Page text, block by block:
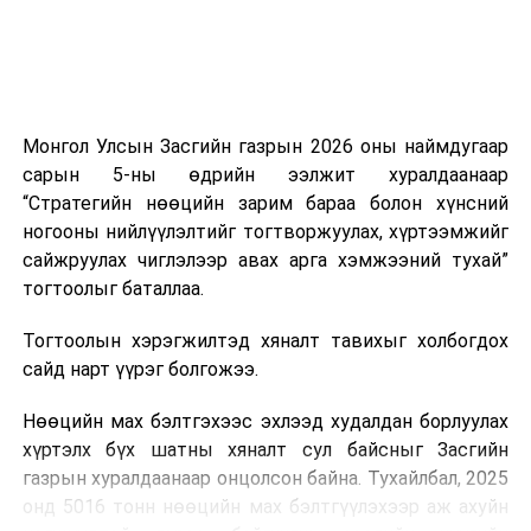
“Газрын тосны бүтээгдэхүүний хомсдолоос
сэргийлэх талаар авах зарим арга хэмжээний тухай”
Засгийн газрын тогтоолоор бүх төрлийн шатахууны
импортын гаалийн албан татварыг 2027 оны
хоёрдугаар сарын 1 хүртэл тэг хувиар тогтоолоо.
Мөн газрын тосны бүтээгдэхүүн, шатахууныг хилээр
шуурхай нэвтрүүлэх, тээвэрлэх, буулгах, гадаад
хөнгөвчлөх, шаардлага хангасан зөвшөөрлийн
хүсэлтийг түргэн шийдвэрлэх, шатахууны
нийлүүлэлтийн тогтвортой байдлыг хангахыг
холбогдох сайд нарт үүрэг болголоо.
Монгол Улсын Засгийн газрын 2026 оны наймдугаар
сарын 5-ны өдрийн ээлжит хуралдаанаар
“Стратегийн нөөцийн зарим бараа болон хүнсний
ногооны нийлүүлэлтийг тогтворжуулах, хүртээмжийг
сайжруулах чиглэлээр авах арга хэмжээний тухай”
тогтоолыг баталлаа.
Тогтоолын хэрэгжилтэд хяналт тавихыг холбогдох
сайд нарт үүрэг болгожээ.
Нөөцийн мах бэлтгэхээс эхлээд худалдан борлуулах
хүртэлх бүх шатны хяналт сул байсныг Засгийн
газрын хуралдаанаар онцолсон байна. Тухайлбал, 2025
онд 5016 тонн нөөцийн мах бэлтгүүлэхээр аж ахуйн